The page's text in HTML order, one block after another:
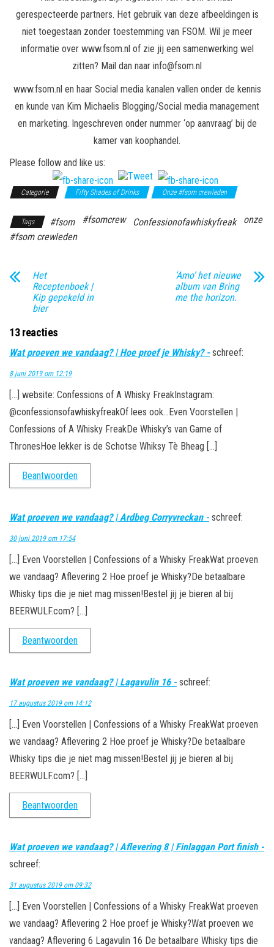
gerespecteerde partners. Het gebruik van deze afbeeldingen is
niet toegestaan zonder toestemming van FSOM. Wil je meer
informatie over www.fsom.nl of zie jij een samenwerking wel
zitten? Mail dan naar info@fsom.nl
www.fsom.nl en haar Social media kanalen vallen onder de kennis
en kunde van Kim Michaelis Blogging/Social media management
en marketing. Ingeschreven onder nummer ‘op aanvraag’ bij de
kamer van koophandel.
Please follow and like us:
Categorie Fifty Shades of Drinks Onze #fsom crewleden
Tags #fsom #fsomcrew Confessionofawhiskyfreak
onze
#fsom crewleden
Het
Receptenboek |
Kip gepekeld in
bier
‘Amo’ het nieuwe
album van Bring
me the horizon.
13 reacties
Wat proeven we vandaag? | Hoe proef je Whisky? - schreef:
8 juni 2019 om 12:19
[…] website: Confessions of A Whisky FreakInstagram:
@confessionsofawhiskyfreakOf lees ook…Even Voorstellen |
Confessions of A Whisky FreakDe Whisky’s van Game of
ThronesHoe lekker is de Schotse Whiksy Tè Bheag […]
Beantwoorden
Wat proeven we vandaag? | Ardbeg Corryvreckan - schreef:
30 juni 2019 om 17:54
[…] Even Voorstellen | Confessions of a Whisky FreakWat proeven
we vandaag? Aflevering 2 Hoe proef je Whisky?De betaalbare
Whisky tips die je niet mag missen!Bestel jij je bieren al bij
BEERWULF.com? […]
Beantwoorden
Wat proeven we vandaag? | Lagavulin 16 - schreef:
17 augustus 2019 om 14:12
[…] Even Voorstellen | Confessions of a Whisky FreakWat proeven
we vandaag? Aflevering 2 Hoe proef je Whisky?De betaalbare
Whisky tips die je niet mag missen!Bestel jij je bieren al bij
BEERWULF.com? […]
Beantwoorden
Wat proeven we vandaag? | Aflevering 8 | Finlaggan Port finish -
schreef:
31 augustus 2019 om 09:32
[…] Even Voorstellen | Confessions of a Whisky FreakWat proeven
we vandaag? Aflevering 2 Hoe proef je Whisky?Wat proeven we
vandaag? Aflevering 6 Lagavulin 16 De betaalbare Whisky tips die